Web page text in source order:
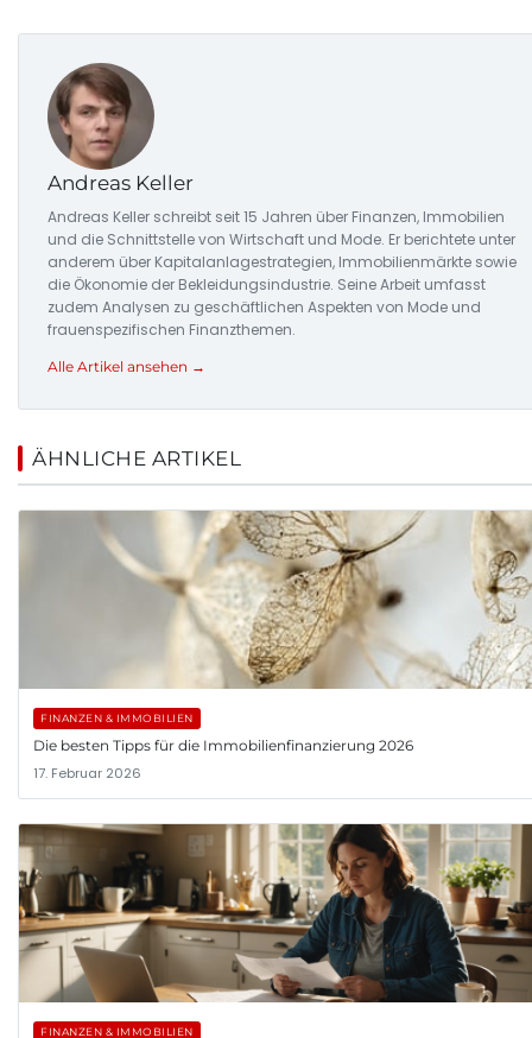
Andreas Keller
Andreas Keller schreibt seit 15 Jahren über Finanzen, Immobilien
und die Schnittstelle von Wirtschaft und Mode. Er berichtete unter
anderem über Kapitalanlagestrategien, Immobilienmärkte sowie
die Ökonomie der Bekleidungsindustrie. Seine Arbeit umfasst
zudem Analysen zu geschäftlichen Aspekten von Mode und
frauenspezifischen Finanzthemen.
Alle Artikel ansehen →
ÄHNLICHE ARTIKEL
FINANZEN & IMMOBILIEN
Die besten Tipps für die Immobilienfinanzierung 2026
17. Februar 2026
FINANZEN & IMMOBILIEN